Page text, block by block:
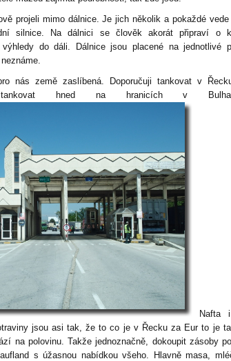
projeli mimo dálnice. Je jich několik a pokaždé
silnice. Na dálnici se člověk akorát připraví o
do dáli. Dálnice jsou placené na jednotlivé
nás země zaslíbená. Doporučuji tankovat v
hned na hranicích v
Nafta
jsou asi tak, že to co je v Řecku za Eur to je
na polovinu. Takže jednoznačně, dokoupit zásoby
s úžasnou nabídkou všeho. Hlavně masa,